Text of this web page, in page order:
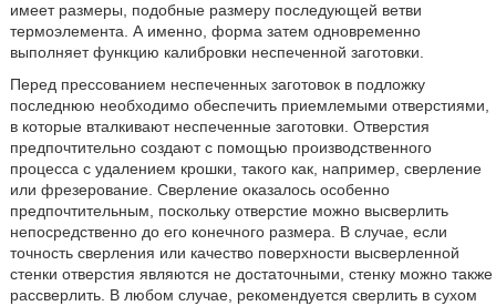
имеет размеры, подобные размеру последующей ветви
термоэлемента. А именно, форма затем одновременно
выполняет функцию калибровки неспеченной заготовки.
Перед прессованием неспеченных заготовок в подложку
последнюю необходимо обеспечить приемлемыми отверстиями,
в которые вталкивают неспеченные заготовки. Отверстия
предпочтительно создают с помощью производственного
процесса с удалением крошки, такого как, например, сверление
или фрезерование. Сверление оказалось особенно
предпочтительным, поскольку отверстие можно высверлить
непосредственно до его конечного размера. В случае, если
точность сверления или качество поверхности высверленной
стенки отверстия являются не достаточными, стенку можно также
рассверлить. В любом случае, рекомендуется сверлить в сухом